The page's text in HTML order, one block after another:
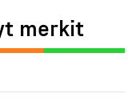
merkit